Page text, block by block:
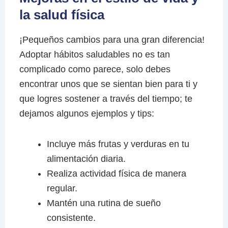
la salud física
¡Pequeños cambios para una gran diferencia!
Adoptar hábitos saludables no es tan
complicado como parece, solo debes
encontrar unos que se sientan bien para ti y
que logres sostener a través del tiempo; te
dejamos algunos ejemplos y tips:
Incluye más frutas y verduras en tu
alimentación diaria.
Realiza actividad física de manera
regular.
Mantén una rutina de sueño
consistente.